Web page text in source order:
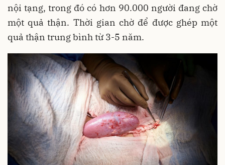
nội tạng, trong đó có hơn 90.000 người đang chờ
một quả thận. Thời gian chờ để được ghép một
quả thận trung bình từ 3-5 năm.